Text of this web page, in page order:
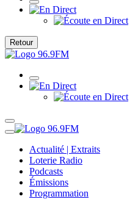
Retour
Actualité | Extraits
Loterie Radio
Podcasts
Émissions
Programmation